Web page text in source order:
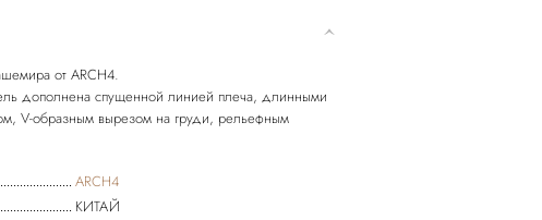
от ARCH4.
дополнена спущенной линией плеча, длинными
V-образным вырезом на груди, рельефным
ARCH4
КИТАЙ